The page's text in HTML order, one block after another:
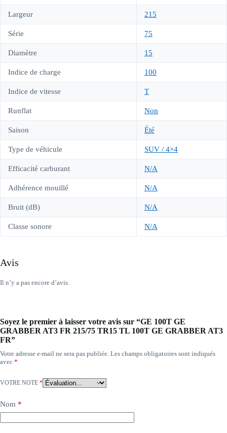
Largeur 215
Série 75
Diamètre 15
Indice de charge 100
Indice de vitesse T
Runflat Non
Saison Été
Type de véhicule SUV / 4×4
Efficacité carburant N/A
Adhérence mouillé N/A
Bruit (dB) N/A
Classe sonore N/A
Avis
Il n’y a pas encore d’avis.
Soyez le premier à laisser votre avis sur “GE 100T GE
GRABBER AT3 FR 215/75 TR15 TL 100T GE GRABBER AT3
FR”
Votre adresse e-mail ne sera pas publiée. Les champs obligatoires sont indiqués
avec *
VOTRE NOTE *
Nom *